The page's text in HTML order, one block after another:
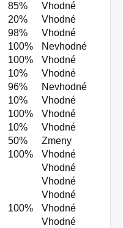
85%
Vhodné
20%
Vhodné
98%
Vhodné
100%
Nevhodné
100%
Vhodné
10%
Vhodné
96%
Nevhodné
10%
Vhodné
100%
Vhodné
10%
Vhodné
50%
Zmeny
100%
Vhodné
Vhodné
Vhodné
Vhodné
100%
Vhodné
Vhodné